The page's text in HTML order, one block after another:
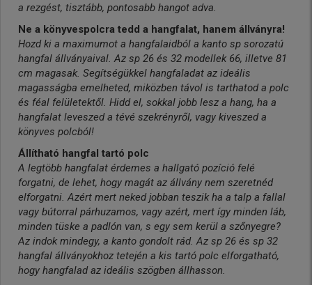
a rezgést, tisztább, pontosabb hangot adva.
Ne a könyvespolcra tedd a hangfalat, hanem állványra!
Hozd ki a maximumot a hangfalaidból a kanto sp sorozatú
hangfal állványaival. Az sp 26 és 32 modellek 66, illetve 81
cm magasak. Segítségükkel hangfaladat az ideális
magasságba emelheted, miközben távol is tarthatod a polc
és féal felületektől. Hidd el, sokkal jobb lesz a hang, ha a
hangfalat leveszed a tévé szekrényről, vagy kiveszed a
könyves polcból!
Állítható hangfal tartó polc
A legtöbb hangfalat érdemes a hallgató pozíció felé
forgatni, de lehet, hogy magát az állvány nem szeretnéd
elforgatni. Azért mert neked jobban teszik ha a talp a fallal
vagy bútorral párhuzamos, vagy azért, mert így minden láb,
minden tüske a padlón van, s egy sem kerül a szőnyegre?
Az indok mindegy, a kanto gondolt rád. Az sp 26 és sp 32
hangfal állványokhoz tetején a kis tartó polc elforgatható,
hogy hangfalad az ideális szögben állhasson.